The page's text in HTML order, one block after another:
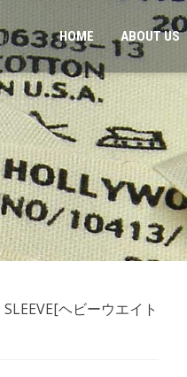
HOME ABOUT US
ヘビーウエイト